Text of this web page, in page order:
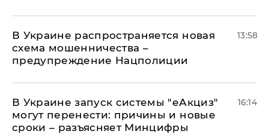
В Украине распространяется новая
схема мошенничества –
предупреждение Нацполиции
13:58
В Украине запуск системы "еАкциз"
могут перенести: причины и новые
сроки – разъясняет Минцифры
16:14